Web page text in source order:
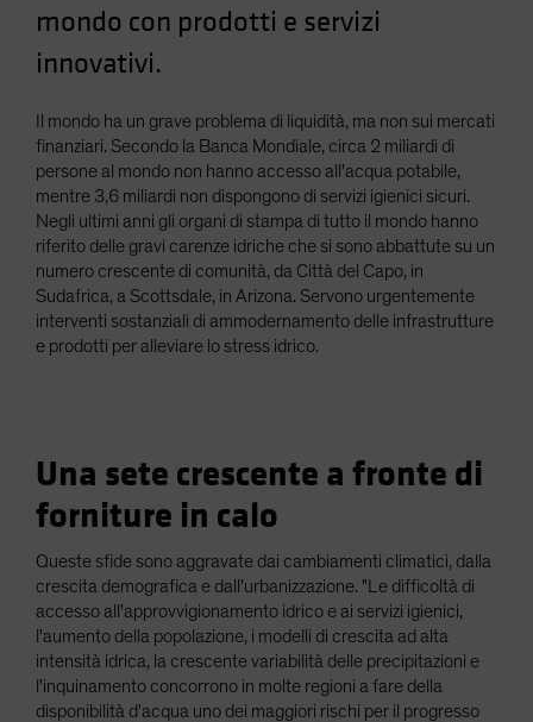
mondo con prodotti e servizi
innovativi.
Il mondo ha un grave problema di liquidità, ma non sui mercati
finanziari. Secondo la Banca Mondiale, circa 2 miliardi di
persone al mondo non hanno accesso all'acqua potabile,
mentre 3,6 miliardi non dispongono di servizi igienici sicuri.
Negli ultimi anni gli organi di stampa di tutto il mondo hanno
riferito delle gravi carenze idriche che si sono abbattute su un
numero crescente di comunità, da Città del Capo, in
Sudafrica, a Scottsdale, in Arizona. Servono urgentemente
interventi sostanziali di ammodernamento delle infrastrutture
e prodotti per alleviare lo stress idrico.
Una sete crescente a fronte di
forniture in calo
Queste sfide sono aggravate dai cambiamenti climatici, dalla
crescita demografica e dall'urbanizzazione. "Le difficoltà di
accesso all'approvvigionamento idrico e ai servizi igienici,
l'aumento della popolazione, i modelli di crescita ad alta
intensità idrica, la crescente variabilità delle precipitazioni e
l'inquinamento concorrono in molte regioni a fare della
disponibilità d'acqua uno dei maggiori rischi per il progresso